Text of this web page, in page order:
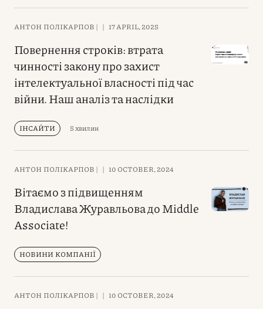
АНТОН ПОЛІКАРПОВ | | 17 APRIL, 2025
Повернення строків: втрата
чинності закону про захист
інтелектуальної власності під час
війни. Наш аналіз та наслідки
ІНСАЙТИ 5 хвилин
АНТОН ПОЛІКАРПОВ | | 10 OCTOBER, 2024
Вітаємо з підвищенням
Владислава Журавльова до Middle
Associate!
НОВИНИ КОМПАНІЇ
АНТОН ПОЛІКАРПОВ | | 10 OCTOBER, 2024